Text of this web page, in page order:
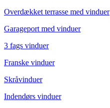
Overdækket terrasse med vinduer
Garageport med vinduer
3 fags vinduer
Franske vinduer
Skråvinduer
Indendørs vinduer